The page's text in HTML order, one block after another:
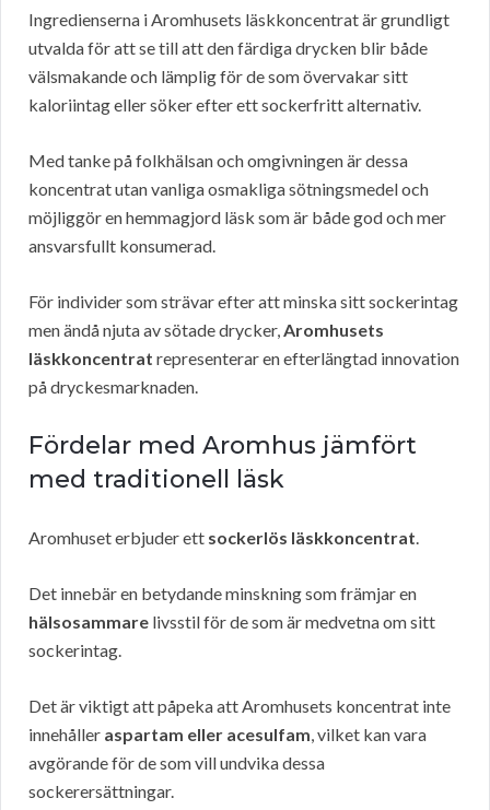
Ingredienserna i Aromhusets läskkoncentrat är grundligt
utvalda för att se till att den färdiga drycken blir både
välsmakande och lämplig för de som övervakar sitt
kaloriintag eller söker efter ett sockerfritt alternativ.
Med tanke på folkhälsan och omgivningen är dessa
koncentrat utan vanliga osmakliga sötningsmedel och
möjliggör en hemmagjord läsk som är både god och mer
ansvarsfullt konsumerad.
För individer som strävar efter att minska sitt sockerintag
men ändå njuta av sötade drycker,Aromhusets
läskkoncentrat representerar en efterlängtad innovation
på dryckesmarknaden.
Fördelar med Aromhus jämfört
med traditionell läsk
Aromhuset erbjuder ett sockerlös läskkoncentrat.
Det innebär en betydande minskning som främjar en
hälsosammare livsstil för de som är medvetna om sitt
sockerintag.
Det är viktigt att påpeka att Aromhusets koncentrat inte
innehåller aspartam eller acesulfam, vilket kan vara
avgörande för de som vill undvika dessa
sockerersättningar.